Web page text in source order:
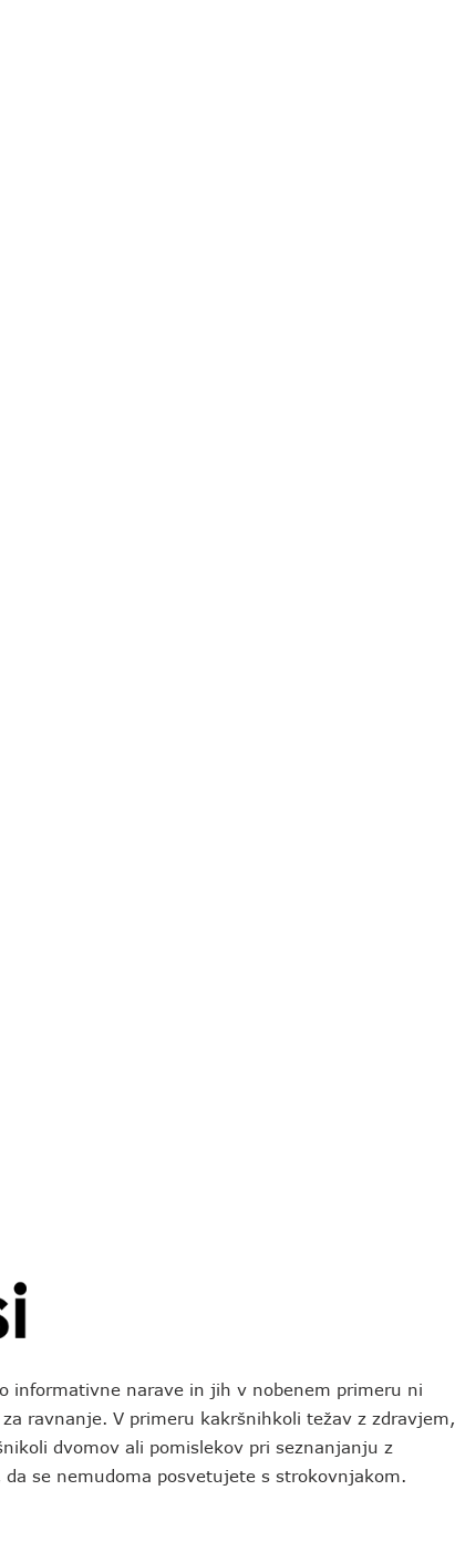
informativne narave in jih v nobenem primeru ni
ravnanje. V primeru kakršnihkoli težav z zdravjem,
dvomov ali pomislekov pri seznanjanju z
se nemudoma posvetujete s strokovnjakom.